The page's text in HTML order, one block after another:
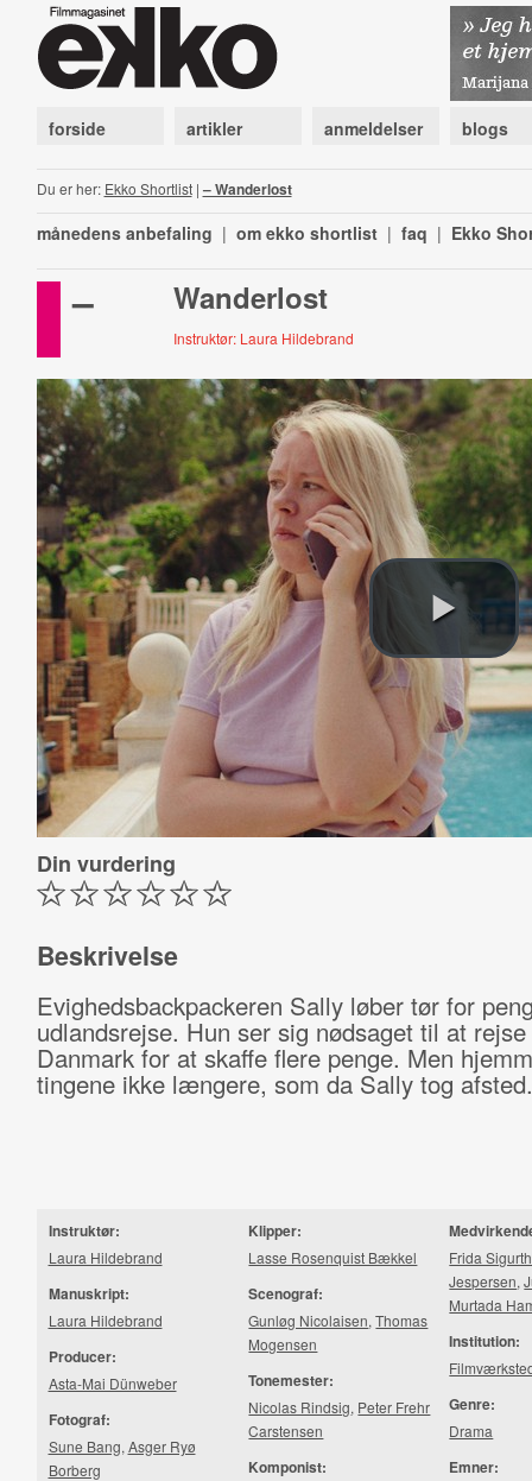
forside artikler anmeldelser blogs
Du er her: Ekko Shortlist| – Wanderlost
månedens anbefaling | om ekko shortlist | faq | Ekko
– Wanderlost
Instruktør: Laura Hildebrand
Din vurdering
Beskrivelse
Evighedsbackpackeren Sally løber tør for
udlandsrejse. Hun ser sig nødsaget til at
Danmark for at skaffe flere penge. Men
tingene ikke længere, som da Sally tog afsted.
Instruktør:
Laura Hildebrand
Manuskript:
Laura Hildebrand
Producer:
Asta-Mai Dünweber
Fotograf:
Sune Bang, Asger Ryø
Borberg
Klipper:
Lasse Rosenquist Bækkel
Scenograf:
Gunløg Nicolaisen,Thomas
Mogensen
Tonemester:
Nicolas Rindsig, Peter Frehr
Carstensen
Komponist:
Frida Sigurth
Jespersen,
Murtada
Institution:
Genre:
Drama
Emner: